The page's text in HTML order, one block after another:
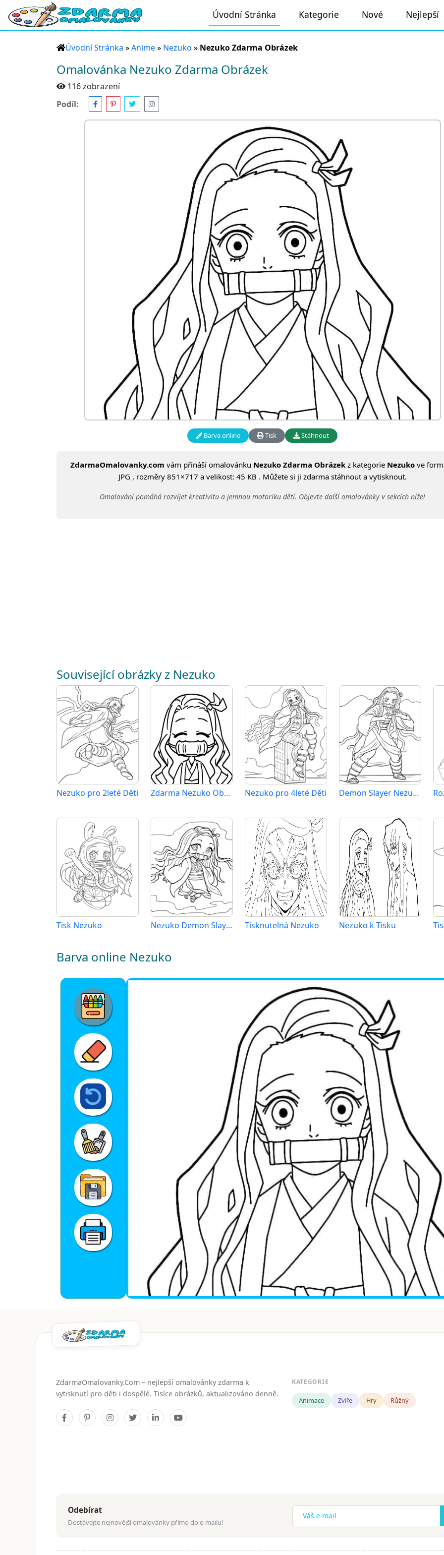
Úvodní Stránka Kategorie Nové Nejlepší
Úvodní Stránka »Anime» Nezuko » Nezuko Zdarma Obrázek
Omalovánka Nezuko Zdarma Obrázek
116 zobrazení
Podíl:
Barva online Tisk Stáhnout
ZdarmaOmalovanky.com vám přináší omalovánku Nezuko Zdarma Obrázek z kategorie Nezuko ve
JPG , rozměry 851×717 a velikost: 45 KB . Můžete si ji zdarma stáhnout a vytisknout.
Omalování pomáhá rozvíjet kreativitu a jemnou motoriku dětí. Objevte další omalovánky v sekcích níže!
Související obrázky z Nezuko
Nezuko pro 2leté Děti Zdarma Nezuko Obrázek Nezuko pro 4leté Děti Demon Slayer Nezuko
Tisk Nezuko Nezuko Demon Slayer Tisknutelná Nezuko Nezuko k Tisku
Barva online Nezuko
ZdarmaOmalovanky.Com – nejlepší omalovánky zdarma k
vytisknutí pro děti i dospělé. Tisíce obrázků, aktualizováno denně.
KATEGORIE
Animace Zvíře Hry Růžný
Odebírat
Dostávejte nejnovější omalovánky přímo do e-mailu!